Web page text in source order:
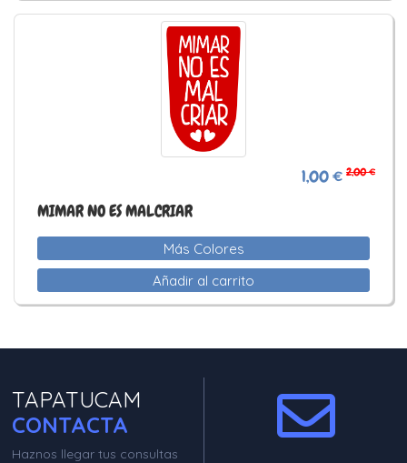
1,00 € 2,00 €
MIMAR NO ES MALCRIAR
Más Colores
Añadir al carrito
TAPATUCAM
CONTACTA
Haznos llegar tus consultas